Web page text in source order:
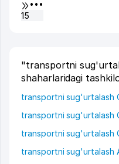
•••
15
"transportni
shaharlaridagi
transportni sug'urtalash
transportni sug'urtalash
transportni sug'urtalash
transportni sug'urtalash